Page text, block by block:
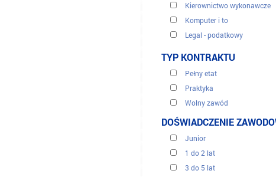
Kierownictwo wykonawcze
Komputer i to
Legal - podatkowy
Sekretariaci i administratorzy
Sprzedaż i marketing
Turystyka
Tłumaczenie
Zasoby ludzkie
Zdrowie medyczne
TYP KONTRAKTU
Pełny etat
Praktyka
Wolny zawód
Okres przejściowy
DOŚWIADCZENIE
Junior
1 do 2 lat
3 do 5 lat